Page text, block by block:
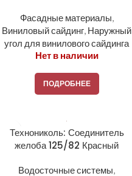
Фасадные материалы,
Виниловый сайдинг, Наружный
угол для винилового сайдинга
Нет в наличии
ПОДРОБНЕЕ
Технониколь: Соединитель
желоба 125/82 Красный
Водосточные системы,